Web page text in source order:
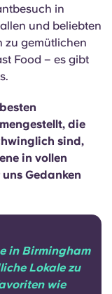
in
und beliebten
zu gemütlichen
Food – es gibt
die
sind,
in vollen
Gedanken
in Birmingham
Lokale zu
wie